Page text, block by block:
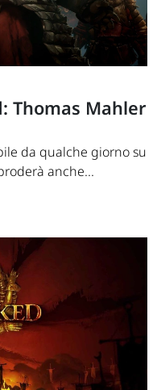
Thomas Mahler
da qualche giorno su
anche...